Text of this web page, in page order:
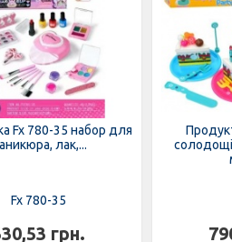
Fx 780-35 набор для
лак,...
Fx 780-35
грн.